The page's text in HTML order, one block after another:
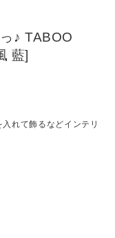
♪ TABOO
藍]
れて飾るなどインテリ